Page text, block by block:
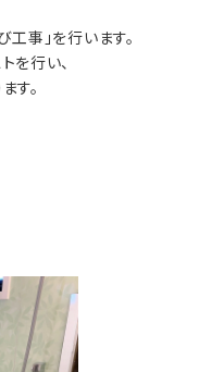
事」を行います。
を行い、
す。